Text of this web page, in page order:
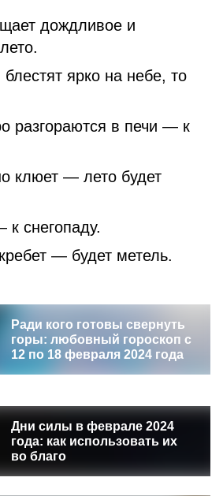
дождливое и
ярко на небе, то
разгораются в печи — к
клюет — лето будет
снегопаду.
— будет метель.
Ради кого готовы свернуть
горы: любовный гороскоп с
12 по 18 февраля 2024 года
Дни силы в феврале 2024
года: как использовать их
во благо